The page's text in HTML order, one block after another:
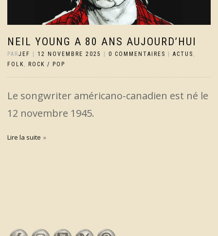
NEIL YOUNG A 80 ANS AUJOURD’HUI
PARJEF | 12 NOVEMBRE 2025 | 0 COMMENTAIRES | ACTUS
FOLK
ROCK / POP
Le songwriter américano-canadien est né le
12 novembre 1945.
Lire la suite